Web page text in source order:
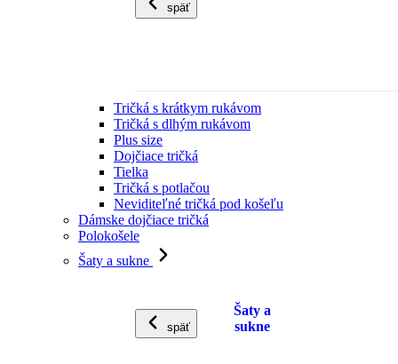
späť
Tričká s krátkym rukávom
Tričká s dlhým rukávom
Plus size
Dojčiace tričká
Tielka
Tričká s potlačou
Neviditeľné tričká pod košeľu
Dámske dojčiace tričká
Polokošele
Šaty a sukne
späť
Šaty a
sukne